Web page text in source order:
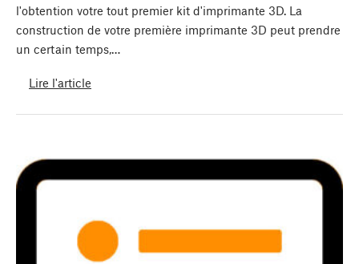
l'obtention votre tout premier kit d'imprimante 3D. La
construction de votre première imprimante 3D peut prendre
un certain temps,…
Lire l'article